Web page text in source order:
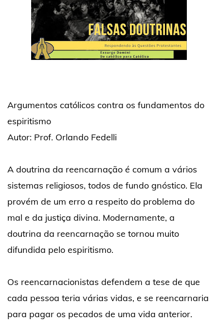
Argumentos católicos contra os fundamentos do
espiritismo
Autor: Prof. Orlando Fedelli
A doutrina da reencarnação é comum a vários
sistemas religiosos, todos de fundo gnóstico. Ela
provém de um erro a respeito do problema do
mal e da justiça divina. Modernamente, a
doutrina da reencarnação se tornou muito
difundida pelo espiritismo.
Os reencarnacionistas defendem a tese de que
cada pessoa teria várias vidas, e se reencarnaria
para pagar os pecados de uma vida anterior.